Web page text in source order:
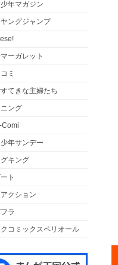
年マガジン
ングジャンプ
ーガレット
ミ
てきな主婦たち
ング
Comi
年サンデー
キング
ト
クション
ラ
クコミックスペリオール